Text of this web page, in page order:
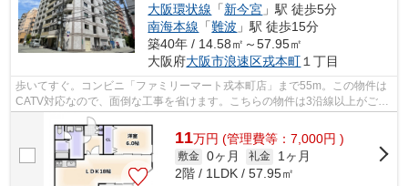
大阪環状線 「新今宮 」駅 徒歩5分
南海本線 「難波 」駅 徒歩15分
築40年 / 14.58㎡～57.95㎡
大阪府大阪市浪速区戎本町 １丁目
歩いてすぐ。コンビニ「ファミリーマート戎本町店」まで55m。この物件は
CATV対応なので、面倒な工事を省けます。こちらの物件は3沿線以上がご利
用いただけます。ゴミ出し24時間OKの物...
11万円 (管理費等：7,000円 )
敷金 0ヶ月 礼金
1ヶ月
2階 / 1LDK / 57.95㎡